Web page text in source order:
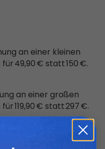
an einer kleinen
49,90 € statt 150 €.
an einer großen
119,90 € statt 297 €.
Kinn, Oberlippe,